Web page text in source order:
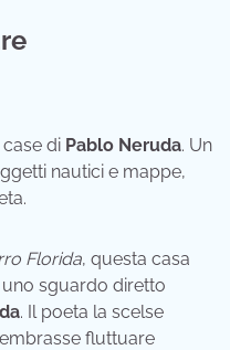
di Pablo Neruda. Un
nautici e mappe,
Florida, questa casa
sguardo diretto
. Il poeta la scelse
fluttuare